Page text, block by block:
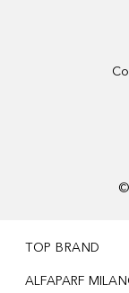
©
TOP BRAND
ALFAPARF